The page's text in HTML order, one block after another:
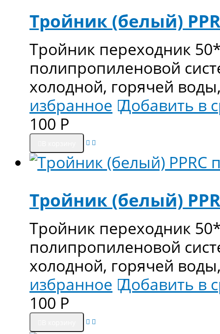
Тройник (белый)
Тройник переходник
полипропиленовой
холодной, горячей
избранное Добавить в
100 Р
Тройник (белый)
Тройник переходник
полипропиленовой
холодной, горячей
избранное Добавить в
100 Р